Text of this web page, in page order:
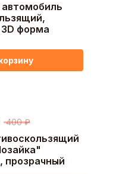
автомобиль
форма
400 ₽